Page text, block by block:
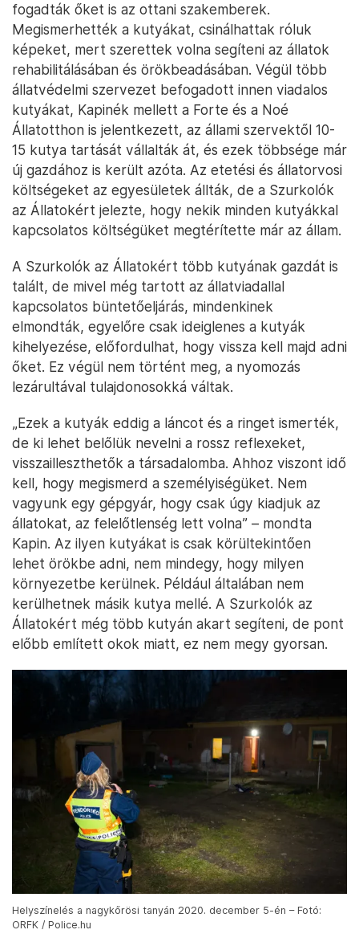
fogadták őket is az ottani szakemberek.
Megismerhették a kutyákat, csinálhattak róluk
képeket, mert szerettek volna segíteni az állatok
rehabilitálásában és örökbeadásában. Végül több
állatvédelmi szervezet befogadott innen viadalos
kutyákat, Kapinék mellett a Forte és a Noé
Állatotthon is jelentkezett, az állami szervektől 10-
15 kutya tartását vállalták át, és ezek többsége már
új gazdához is került azóta. Az etetési és állatorvosi
költségeket az egyesületek állták, de a Szurkolók
az Állatokért jelezte, hogy nekik minden kutyákkal
kapcsolatos költségüket megtérítette már az állam.
A Szurkolók az Állatokért több kutyának gazdát is
talált, de mivel még tartott az állatviadallal
kapcsolatos büntetőeljárás, mindenkinek
elmondták, egyelőre csak ideiglenes a kutyák
kihelyezése, előfordulhat, hogy vissza kell majd adni
őket. Ez végül nem történt meg, a nyomozás
lezárultával tulajdonosokká váltak.
„Ezek a kutyák eddig a láncot és a ringet ismerték,
de ki lehet belőlük nevelni a rossz reflexeket,
visszailleszthetők a társadalomba. Ahhoz viszont idő
kell, hogy megismerd a személyiségüket. Nem
vagyunk egy gépgyár, hogy csak úgy kiadjuk az
állatokat, az felelőtlenség lett volna” – mondta
Kapin. Az ilyen kutyákat is csak körültekintően
lehet örökbe adni, nem mindegy, hogy milyen
környezetbe kerülnek. Például általában nem
kerülhetnek másik kutya mellé. A Szurkolók az
Állatokért még több kutyán akart segíteni, de pont
előbb említett okok miatt, ez nem megy gyorsan.
Helyszínelés a nagykőrösi tanyán 2020. december 5-én – Fotó:
ORFK / Police.hu